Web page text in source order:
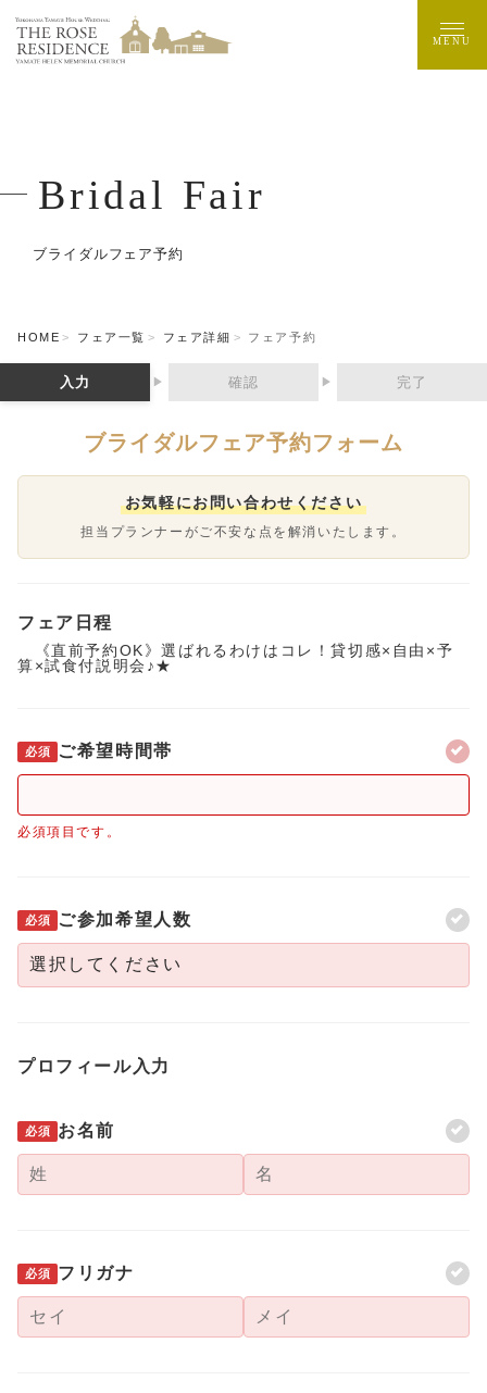
Bridal Fair
ブライダルフェア予約
MENU
HOME フェア一覧 フェア詳細 フェア予約
入力 ▶ 確認 ▶ 完了
ブライダルフェア予約フォーム
お気軽にお問い合わせください
担当プランナーがご不安な点を解消いたします。
フェア日程
《直前予約OK》選ばれるわけはコレ！貸切感×自由×予
算×試食付説明会♪★
必須 ご希望時間帯
必須項目です。
必須 ご参加希望人数
プロフィール入力
必須 お名前
必須 フリガナ